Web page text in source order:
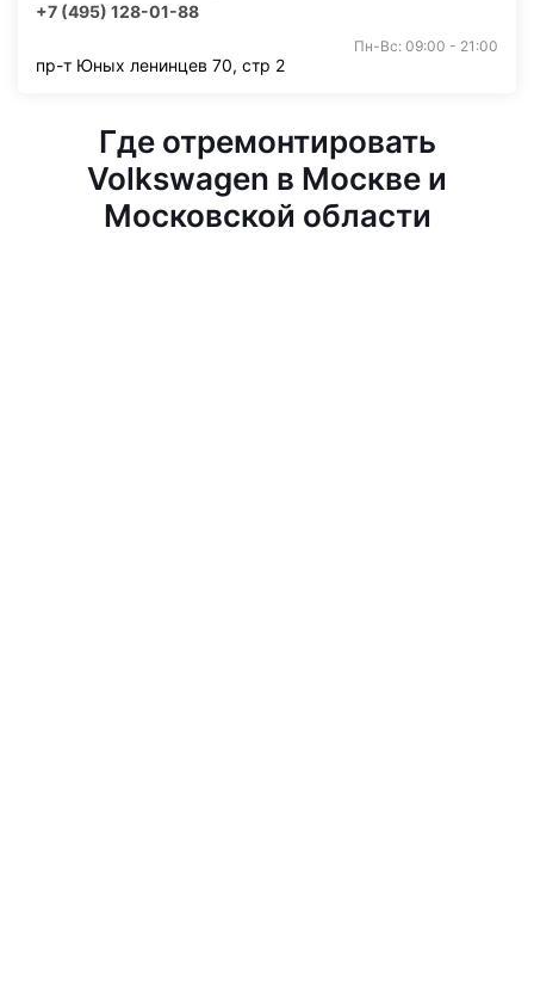
+7 (495) 128-01-88
Пн-Вс: 09:00 - 21:00
пр-т Юных ленинцев 70, стр 2
Где отремонтировать
Volkswagen в Москве и
Московской области